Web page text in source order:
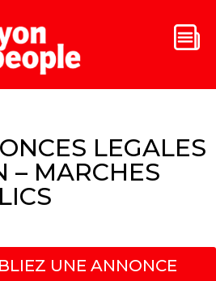
LEGALES
– MARCHES
UNE ANNONCE